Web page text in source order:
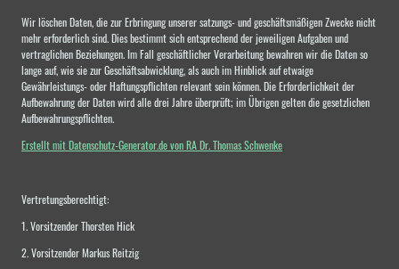
Wir löschen Daten, die zur Erbringung unserer satzungs- und geschäftsmäßigen Zwecke nicht
mehr erforderlich sind. Dies bestimmt sich entsprechend der jeweiligen Aufgaben und
vertraglichen Beziehungen. Im Fall geschäftlicher Verarbeitung bewahren wir die Daten so
lange auf, wie sie zur Geschäftsabwicklung, als auch im Hinblick auf etwaige
Gewährleistungs- oder Haftungspflichten relevant sein können. Die Erforderlichkeit der
Aufbewahrung der Daten wird alle drei Jahre überprüft; im Übrigen gelten die gesetzlichen
Aufbewahrungspflichten.
Erstellt mit Datenschutz-Generator.de von RA Dr. Thomas Schwenke
Vertretungsberechtigt:
1. Vorsitzender Thorsten Hick
2. Vorsitzender Markus Reitzig